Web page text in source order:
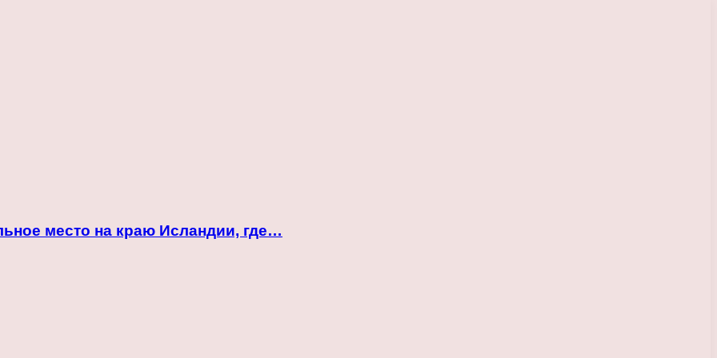
место на краю Исландии, где…